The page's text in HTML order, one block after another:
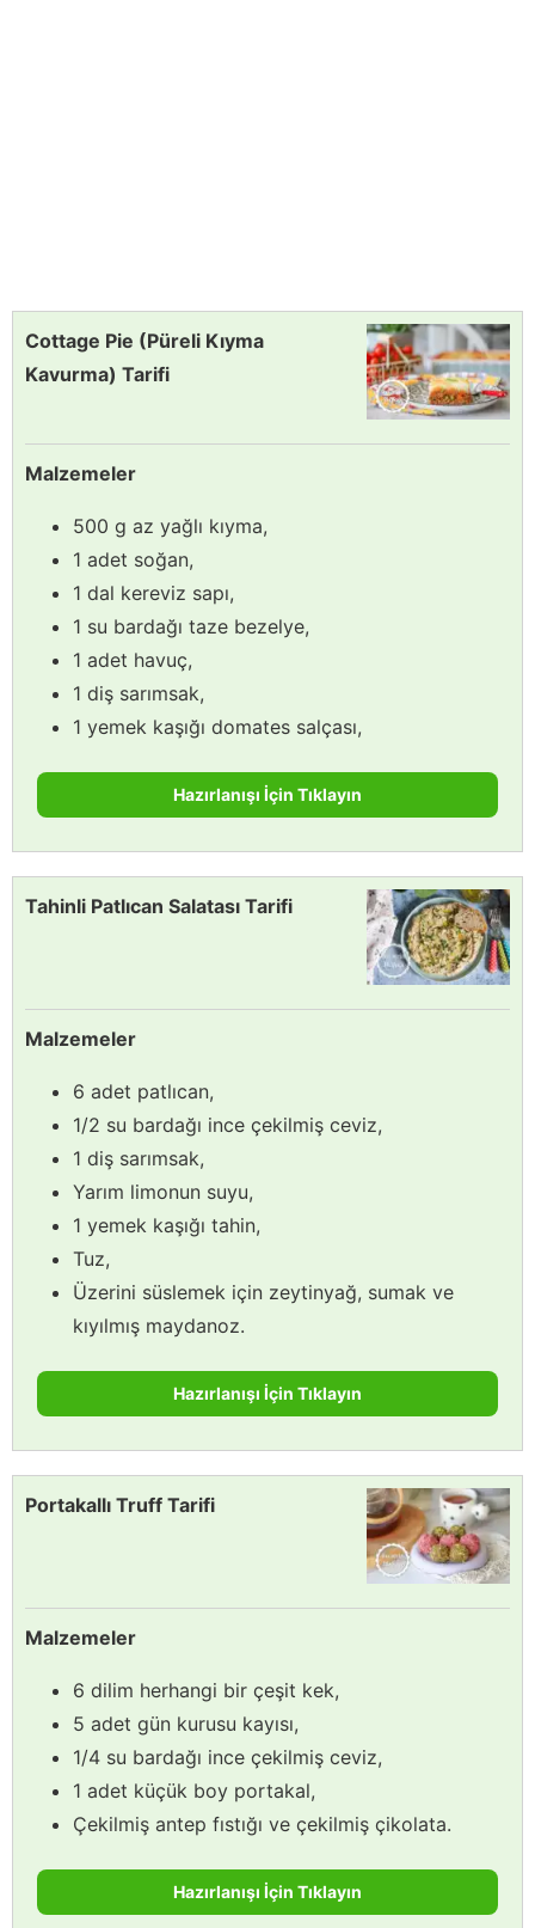
Cottage Pie (Püreli Kıyma
Kavurma) Tarifi
Malzemeler
500 g az yağlı kıyma,
1 adet soğan,
1 dal kereviz sapı,
1 su bardağı taze bezelye,
1 adet havuç,
1 diş sarımsak,
1 yemek kaşığı domates salçası,
Hazırlanışı İçin Tıklayın
Tahinli Patlıcan Salatası Tarifi
Malzemeler
6 adet patlıcan,
1/2 su bardağı ince çekilmiş ceviz,
1 diş sarımsak,
Yarım limonun suyu,
1 yemek kaşığı tahin,
Tuz,
Üzerini süslemek için zeytinyağ, sumak ve
kıyılmış maydanoz.
Hazırlanışı İçin Tıklayın
Portakallı Truff Tarifi
Malzemeler
6 dilim herhangi bir çeşit kek,
5 adet gün kurusu kayısı,
1/4 su bardağı ince çekilmiş ceviz,
1 adet küçük boy portakal,
Çekilmiş antep fıstığı ve çekilmiş çikolata.
Hazırlanışı İçin Tıklayın